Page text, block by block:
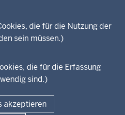
die für die Nutzung der
sein müssen.)
die für die Erfassung
sind.)
akzeptieren
und Studium
Barrierefreiheit